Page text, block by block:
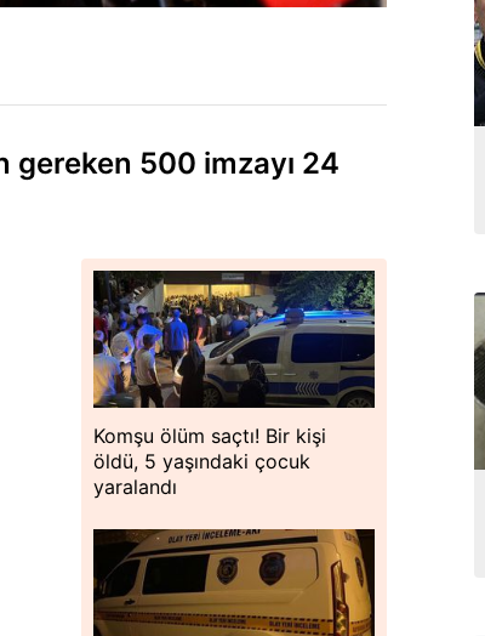
gereken 500 imzayı 24
Komşu ölüm saçtı! Bir kişi
öldü, 5 yaşındaki çocuk
yaralandı